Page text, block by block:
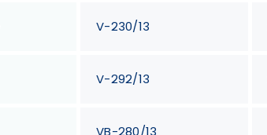
V-230/13
V-292/13
VB-280/13